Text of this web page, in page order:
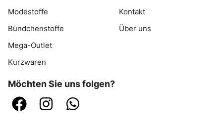
Modestoffe
Bündchenstoffe
Mega-Outlet
Kurzwaren
Kontakt
Über uns
Möchten Sie uns folgen?